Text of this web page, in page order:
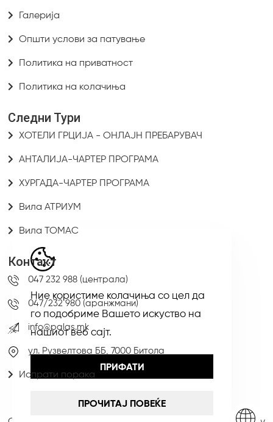
Ние користиме колачиња со цел да
го подобриме Вашето искуство на
нашиот веб сајт.
ПРИФАТИ
ПРОЧИТАЈ ПОВЕЌЕ
Галерија
Општи услови за патување
Политика на приватност
Политика на колачиња
Следни Тури
ХОТЕЛИ ГРЦИЈА - ОНЛАЈН ПРЕБАРУВАЧ
АНТАЛИЈА-ЧАРТЕР ПРОГРАМА
ХУРГАДА-ЧАРТЕР ПРОГРАМА
Вила АТРИУМ
Вила ТОМАС
Контакт
047 232 988 (централа)
047/232 980 (аранжмани)
info@palas.mk
ул. Рузвелтова ББ, 7000 Битола
Испрати порака